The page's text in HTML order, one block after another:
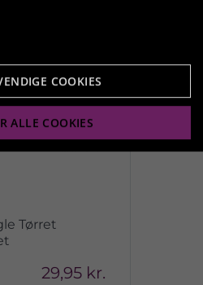
Tørret
29,95 kr.
COOKIES
ALLE COOKIES